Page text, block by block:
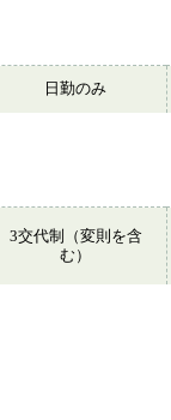
日勤のみ
3交代制（変則を含
む）